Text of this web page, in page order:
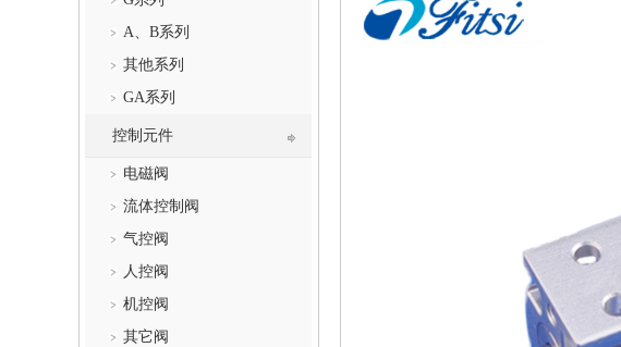
A、B系列
其他系列
GA系列
控制元件
电磁阀
流体控制阀
气控阀
人控阀
机控阀
其它阀